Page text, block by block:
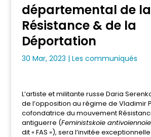
départemental de la
Résistance & de la
Déportation
30 Mar, 2023 | Les communiqués
L’artiste et militante russe Daria
de l’opposition au régime de Vladimir
cofondatrice du mouvement
antiguerre (Feministskoïe
dit « FAS »), sera l’invitée